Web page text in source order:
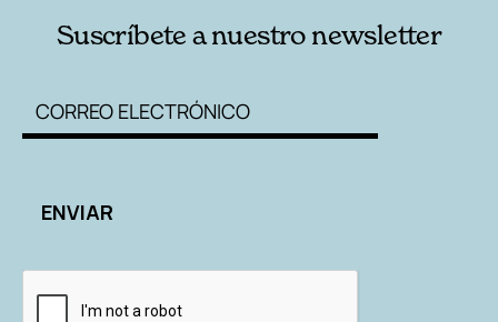
Suscríbete a nuestro newsletter